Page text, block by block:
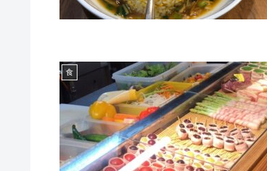
食